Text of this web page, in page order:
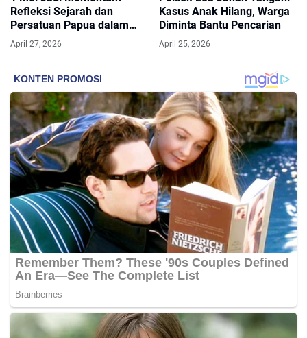
Refleksi Sejarah dan
Persatuan Papua dalam
NKRI
April 27, 2026
Kasus Anak Hilang, Warga
Diminta Bantu Pencarian
April 25, 2026